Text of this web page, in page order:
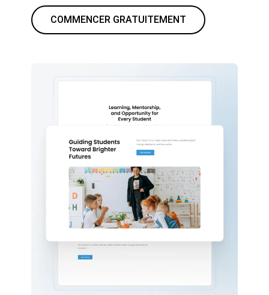
COMMENCER GRATUITEMENT